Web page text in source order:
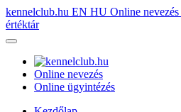
kennelclub.hu EN HU Online nevezés
értéktár
Online nevezés
Online ügyintézés